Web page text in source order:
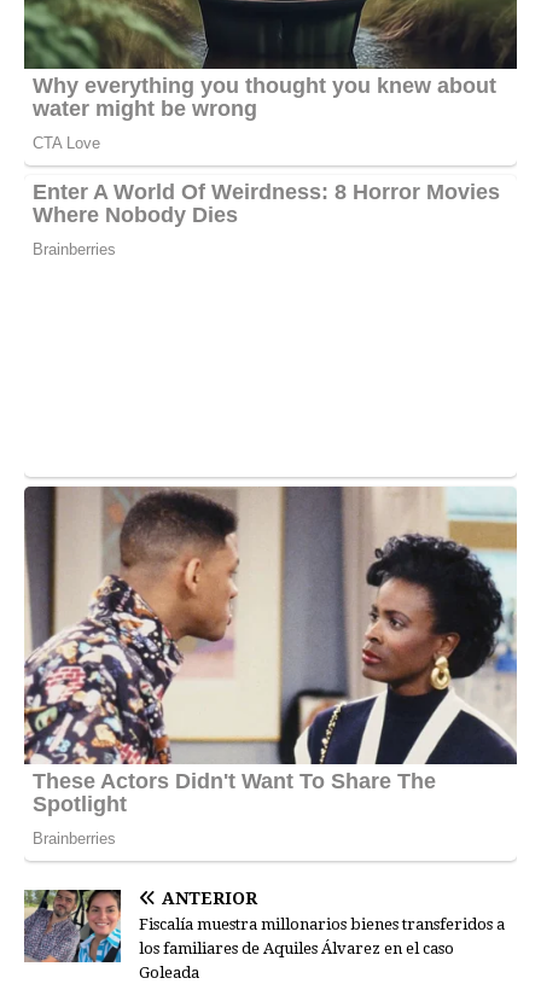
ANTERIOR
Fiscalía muestra millonarios bienes transferidos a
los familiares de Aquiles Álvarez en el caso
Goleada